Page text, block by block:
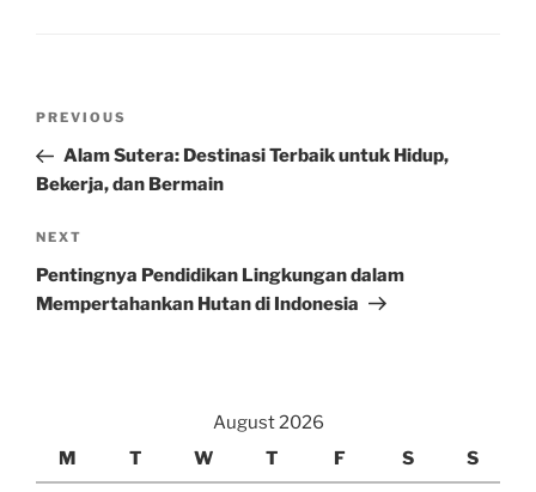
Previous
Post
PREVIOUS
Alam Sutera: Destinasi Terbaik untuk Hidup,
Bekerja, dan Bermain
Next
Post
NEXT
Pentingnya Pendidikan Lingkungan dalam
Mempertahankan Hutan di Indonesia
August 2026
M
T W T F S S